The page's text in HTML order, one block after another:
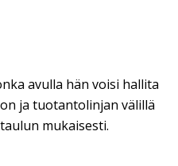
avulla hän voisi hallita
ja tuotantolinjan välillä
mukaisesti.